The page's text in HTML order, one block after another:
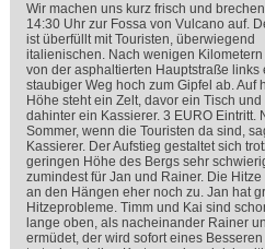
Wir machen uns kurz frisch und
14:30 Uhr zur Fossa von Vulcano auf.
ist überfüllt mit Touristen, überwiegend
italienischen. Nach wenigen Kilometern
von der asphaltierten Hauptstraße links
staubiger Weg hoch zum Gipfel ab. Auf
Höhe steht ein Zelt, davor ein Tisch und
dahinter ein Kassierer. 3 EURO Eintritt.
Sommer, wenn die Touristen da sind,
Kassierer. Der Aufstieg gestaltet sich
geringen Höhe des Bergs sehr
zumindest für Jan und Rainer. Die Hitze
an den Hängen eher noch zu. Jan hat
Hitzeprobleme. Timm und Kai sind
lange oben, als nacheinander Rainer
ermüdet, der wird sofort eines